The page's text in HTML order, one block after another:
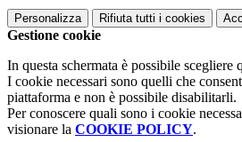
Personalizza Rifiuta tutti i cookies
Gestione cookie
In questa schermata è possibile scegliere
I cookie necessari sono quelli che
piattaforma e non è possibile disabilitarli.
Per conoscere quali sono i cookie
visionare la COOKIE POLICY.